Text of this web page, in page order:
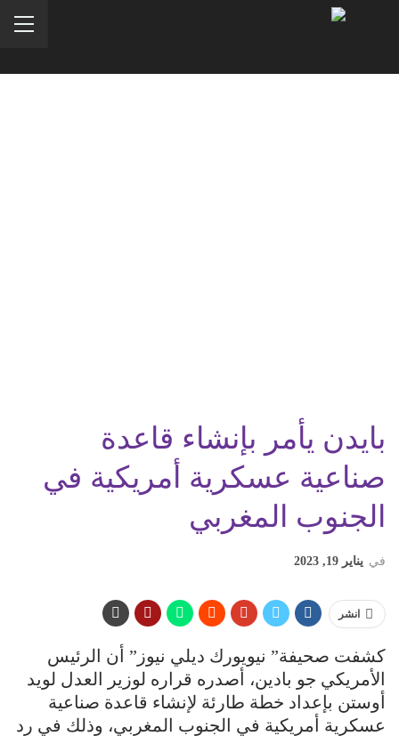
بايدن يأمر بإنشاء قاعدة
صناعية عسكرية أمريكية في
الجنوب المغربي
في يناير 19, 2023
انشر
كشفت صحيفة” نيويورك ديلي نيوز” أن الرئيس
الأمريكي جو بادين، أصدره قراره لوزير العدل لويد
أوستن بإعداد خطة طارئة لإنشاء قاعدة صناعية
عسكرية أمريكية في الجنوب المغربي، وذلك في رد